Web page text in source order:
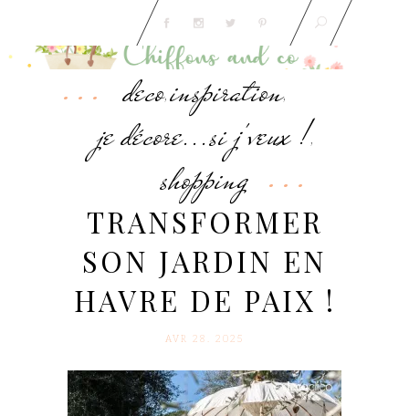
deco, inspiration,
je décore...si j'veux !,
shopping
TRANSFORMER
SON JARDIN EN
HAVRE DE PAIX !
AVR 28. 2025